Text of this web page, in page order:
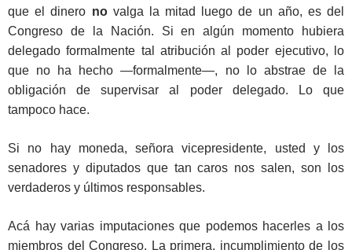
que el dinero novalga la mitad luego de un año, es del
Congreso de la Nación. Si en algún momento hubiera
delegado formalmente tal atribución al poder ejecutivo, lo
que no ha hecho —formalmente—, no lo abstrae de la
obligación de supervisar al poder delegado. Lo que
tampoco hace.
Si no hay moneda, señora vicepresidente, usted y los
senadores y diputados que tan caros nos salen, son los
verdaderos y últimos responsables.
Acá hay varias imputaciones que podemos hacerles a los
miembros del Congreso. La primera, incumplimiento de los